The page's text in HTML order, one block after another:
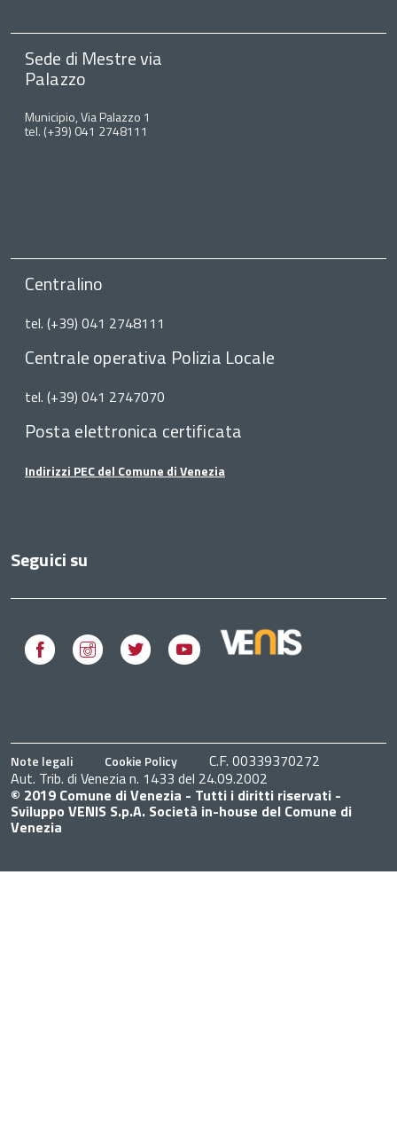
Sede di Mestre via
Palazzo
Municipio, Via Palazzo 1
tel. (+39) 041 2748111
Centralino
tel. (+39) 041 2748111
Centrale operativa Polizia Locale
tel. (+39) 041 2747070
Posta elettronica certificata
Indirizzi PEC del Comune di Venezia
Seguici su
Facebook Instagram Twitter Youtube
Note legali Cookie Policy
C.F. 00339370272
Aut. Trib. di Venezia n. 1433 del 24.09.2002
© 2019 Comune di Venezia - Tutti i diritti riservati -
Sviluppo VENIS S.p.A. Società in-house del Comune di
Venezia